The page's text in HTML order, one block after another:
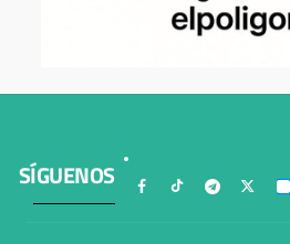
SÍGUENOS